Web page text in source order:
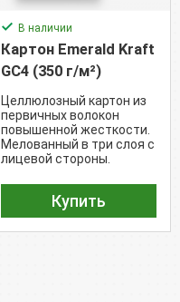
В наличии
Картон Emerald Kraft
GC4 (350 г/м²)
Целлюлозный картон из
первичных волокон
повышенной жесткости.
Мелованный в три слоя с
лицевой стороны.
крафт.
Купить